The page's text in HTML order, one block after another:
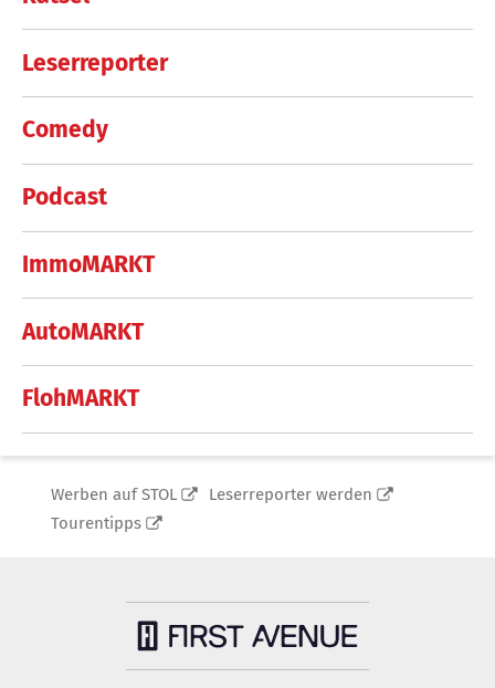
Leserreporter
Comedy
Podcast
ImmoMARKT
AutoMARKT
FlohMARKT
Werben auf STOL
Leserreporter werden
Tourentipps